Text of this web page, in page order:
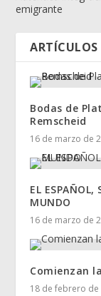
emigrante
Bodas de
Remscheid
16 de marzo de
EL ESPAÑOL,
MUNDO
16 de marzo de
Comienzan
18 de febrero de